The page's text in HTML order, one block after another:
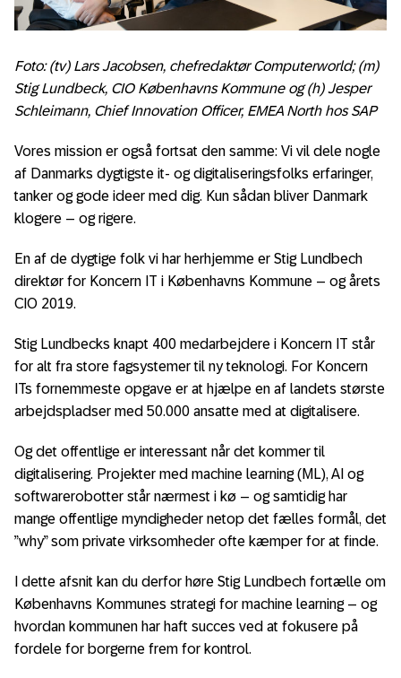
Foto: (tv) Lars Jacobsen, chefredaktør Computerworld; (m)
Stig Lundbeck, CIO Københavns Kommune og (h) Jesper
Schleimann, Chief Innovation Officer, EMEA North hos SAP
Vores mission er også fortsat den samme: Vi vil dele nogle
af Danmarks dygtigste it- og digitaliseringsfolks erfaringer,
tanker og gode ideer med dig. Kun sådan bliver Danmark
klogere – og rigere.
En af de dygtige folk vi har herhjemme er Stig Lundbech
direktør for Koncern IT i Københavns Kommune – og årets
CIO 2019.
Stig Lundbecks knapt 400 medarbejdere i Koncern IT står
for alt fra store fagsystemer til ny teknologi. For Koncern
ITs fornemmeste opgave er at hjælpe en af landets største
arbejdspladser med 50.000 ansatte med at digitalisere.
Og det offentlige er interessant når det kommer til
digitalisering. Projekter med machine learning (ML), AI og
softwarerobotter står nærmest i kø – og samtidig har
mange offentlige myndigheder netop det fælles formål, det
”why” som private virksomheder ofte kæmper for at finde.
I dette afsnit kan du derfor høre Stig Lundbech fortælle om
Københavns Kommunes strategi for machine learning – og
hvordan kommunen har haft succes ved at fokusere på
fordele for borgerne frem for kontrol.